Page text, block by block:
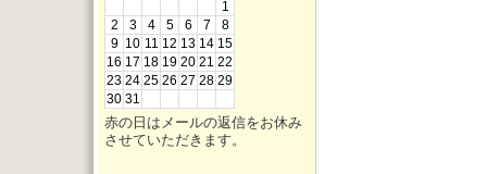
1
2
3 4 5 6 7
8
9 10 11 12 13 14 15
16 17 18 19 20 21 22
23 24 25 26 27 28 29
30 31
赤の日はメールの返信をお休み
させていただきます。